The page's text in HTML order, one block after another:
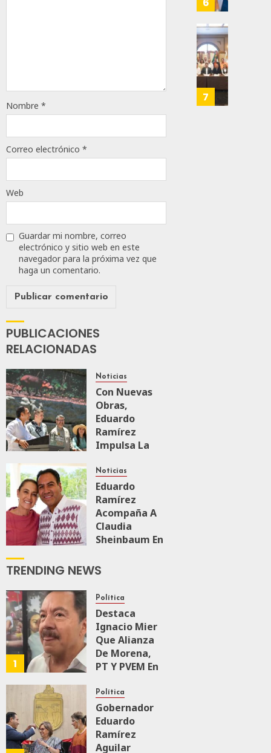
Nombre *
Correo electrónico *
Web
Guardar mi nombre, correo
electrónico y sitio web en este
navegador para la próxima vez que
haga un comentario.
PUBLICACIONES
RELACIONADAS
Noticias
Con Nuevas
Obras,
Eduardo
Ramírez
Impulsa La
Integral Del
ZooMAT
JULIO 28, 2026
0
122
Noticias
Eduardo
Ramírez
Acompaña A
Claudia
Sheinbaum En
De
Del Tren
Maya De
Carga
JULIO 18, 2026
0
159
TRENDING NEWS
1
Política
Destaca
Ignacio Mier
Que Alianza
De Morena,
PT Y PVEM En
Firme
AGOSTO 6, 2026
0
165
Política
Gobernador
Eduardo
Ramírez
Aguilar
7